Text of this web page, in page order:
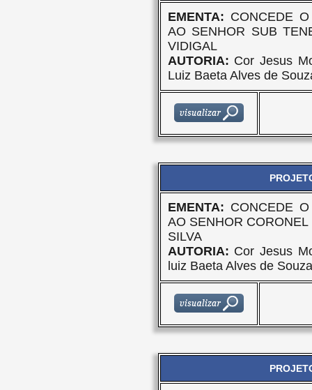
EMENTA: CONCEDE
AO SENHOR SUB
VIDIGAL
AUTORIA: Cor Jesus
Luiz Baeta Alves de
EMENTA: CONCEDE
AO SENHOR
SILVA
AUTORIA: Cor Jesus
luiz Baeta Alves de Souza